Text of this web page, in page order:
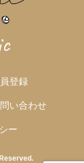
法
病
クトミー
リン
登録
い合わせ
ー